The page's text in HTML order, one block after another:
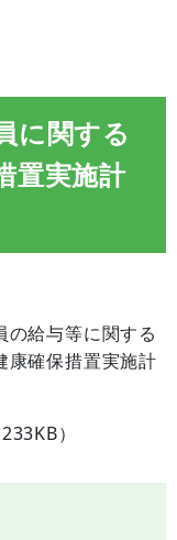
に関する
置実施計
給与等に関する
康確保措置実施計
）